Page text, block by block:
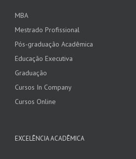
MBA
Mestrado Profissional
Pós-graduação Acadêmica
Educação Executiva
Graduação
Cursos In Company
Cursos Online
EXCELÊNCIA ACADÊMICA